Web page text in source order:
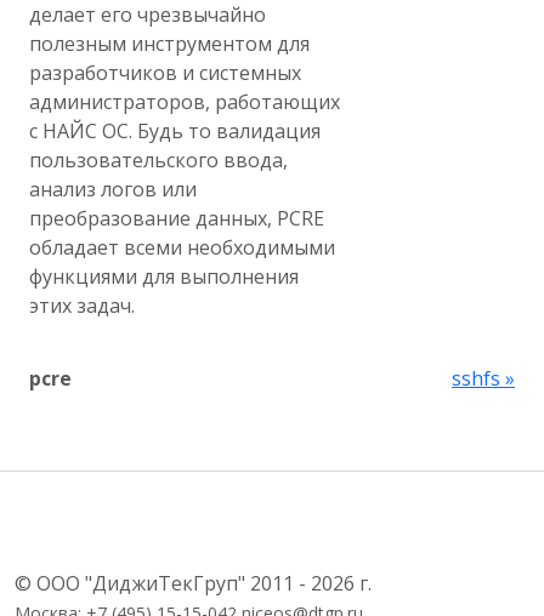
делает его чрезвычайно
полезным инструментом для
разработчиков и системных
администраторов, работающих
с НАЙС ОС. Будь то валидация
пользовательского ввода,
анализ логов или
преобразование данных, PCRE
обладает всеми необходимыми
функциями для выполнения
этих задач.
pcre sshfs »
© ООО "ДиджиТекГруп" 2011 - 2026 г.